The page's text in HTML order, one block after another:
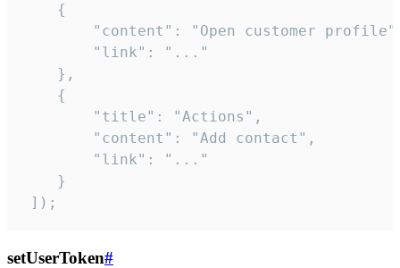
    {
"content": "Open customer
        "link": "..."
    },
    {
        "title": "Actions",
        "content": "Add contact",
        "link": "..."
    }
]);
setUserToken#